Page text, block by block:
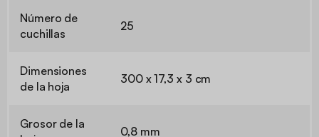
Número de
cuchillas
25
Dimensiones
de la hoja
300 x 17,3 x 3 cm
Grosor de la
0,8 mm